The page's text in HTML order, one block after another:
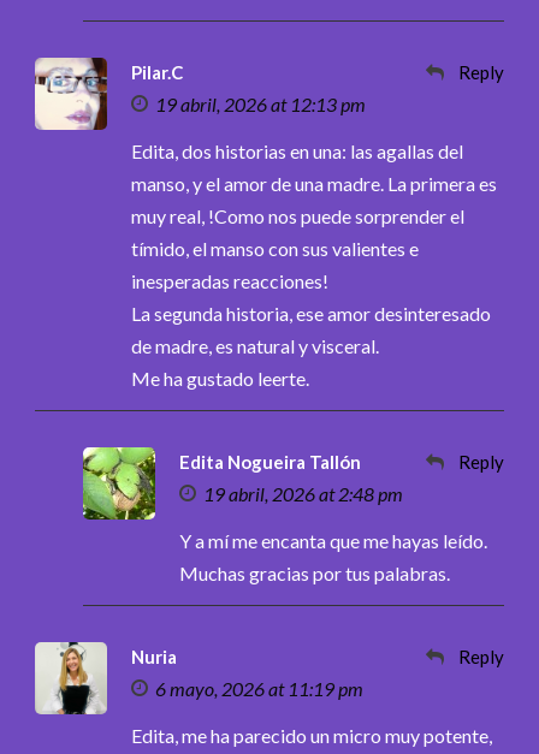
Pilar.C
19 abril, 2026 at 12:13 pm
Reply
Edita, dos historias en una: las agallas del
manso, y el amor de una madre. La primera es
muy real, !Como nos puede sorprender el
tímido, el manso con sus valientes e
inesperadas reacciones!
La segunda historia, ese amor desinteresado
de madre, es natural y visceral.
Me ha gustado leerte.
Edita Nogueira Tallón
19 abril, 2026 at 2:48 pm
Reply
Y a mí me encanta que me hayas leído.
Muchas gracias por tus palabras.
Nuria
6 mayo, 2026 at 11:19 pm
Reply
Edita, me ha parecido un micro muy potente,